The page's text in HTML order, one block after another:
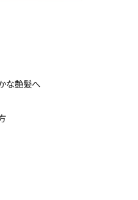
な艶髪へ